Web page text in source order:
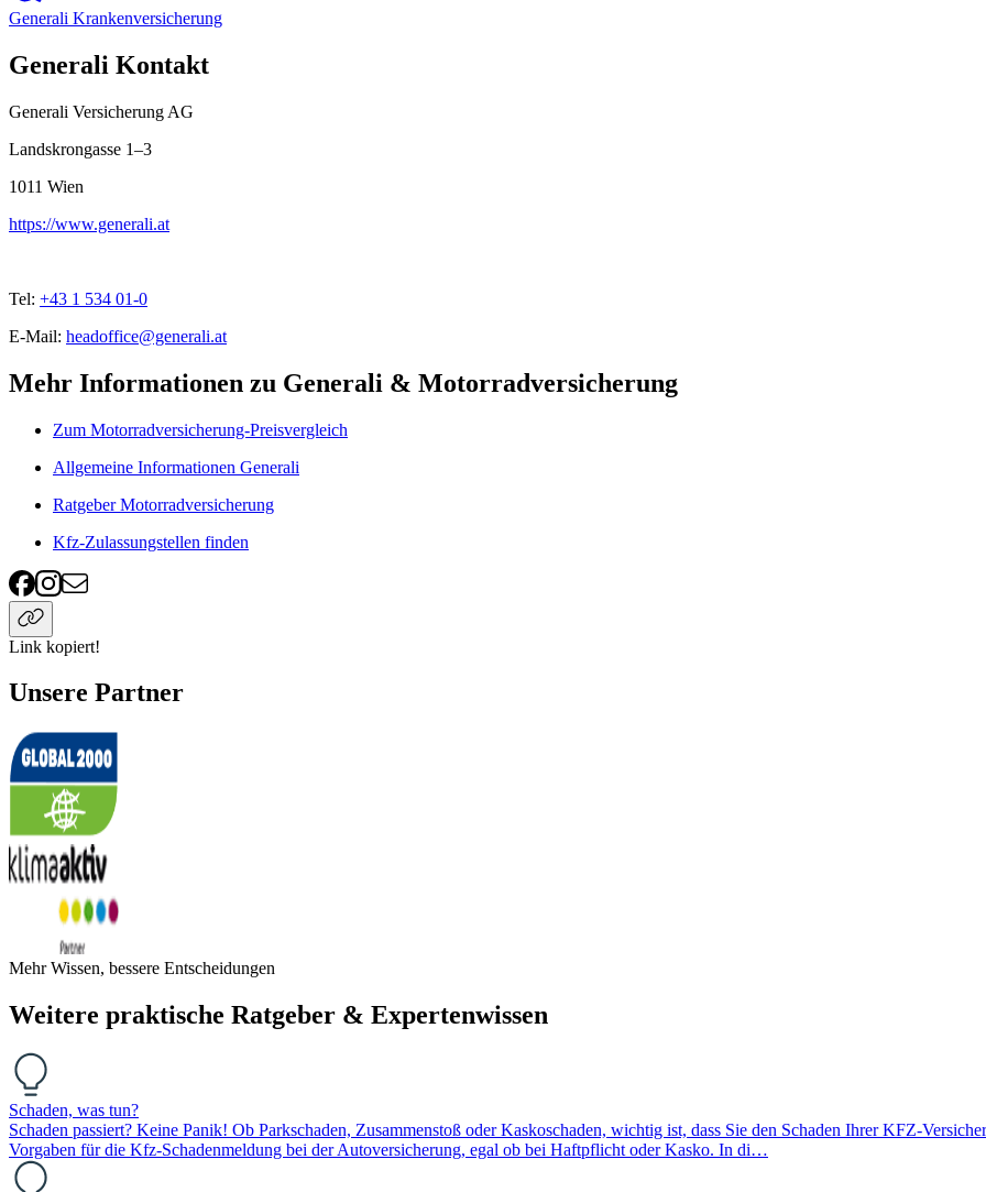
Generali Krankenversicherung
Generali Kontakt
Generali Versicherung AG
Landskrongasse 1–3
1011 Wien
https://www.generali.at
Tel: +43 1 534 01-0
E-Mail: headoffice@generali.at
Mehr Informationen zu Generali & Motorradversicherung
Zum Motorradversicherung-Preisvergleich
Allgemeine Informationen Generali
Ratgeber Motorradversicherung
Kfz-Zulassungstellen finden
Link kopiert!
Unsere Partner
Mehr Wissen, bessere Entscheidungen
Weitere praktische Ratgeber & Expertenwissen
Schaden, was tun?
Schaden passiert? Keine Panik! Ob Parkschaden, Zusammenstoß oder Kaskoschaden, wichtig ist, dass Sie den Schaden Ihrer KFZ-
Vorgaben für die Kfz-Schadenmeldung bei der Autoversicherung, egal ob bei Haftpflicht oder Kasko. In di…